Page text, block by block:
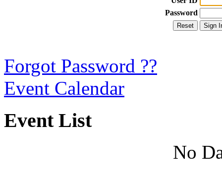
Password
Forgot Password ??
Event Calendar
Event List
No